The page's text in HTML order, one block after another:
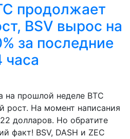
продолжает
BSV вырос на
за последние
часа
на прошлой неделе BTC
рост. На момент написания
долларов. Но обратите
факт! BSV, DASH и ZEC